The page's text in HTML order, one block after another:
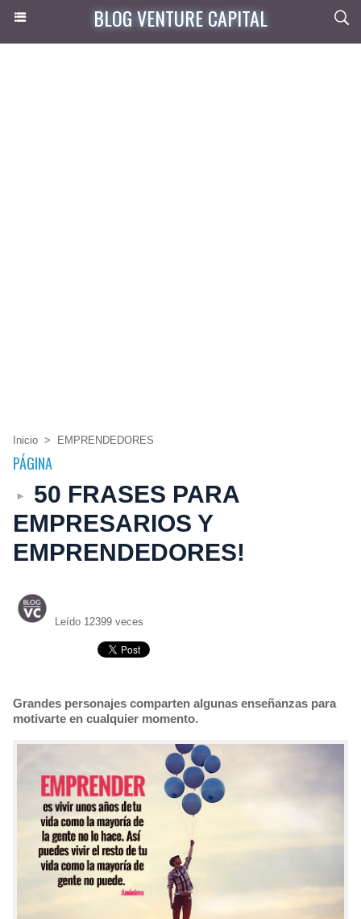
BLOG VENTURE CAPITAL
Inicio > EMPRENDEDORES
PÁGINA
50 FRASES PARA
EMPRESARIOS Y
EMPRENDEDORES!
Leído 12399 veces
Grandes personajes comparten algunas enseñanzas para
motivarte en cualquier momento.